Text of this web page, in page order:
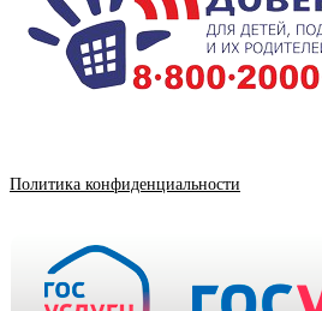
Политика конфиденциальности